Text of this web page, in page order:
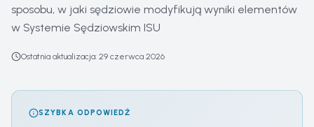
sposobu, w jaki sędziowie modyfikują wyniki elementów
w Systemie Sędziowskim ISU
Ostatnia aktualizacja: 29 czerwca 2026
SZYBKA ODPOWIEDŹ